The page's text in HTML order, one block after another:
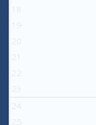
18
19
20
21
22
23
24
25